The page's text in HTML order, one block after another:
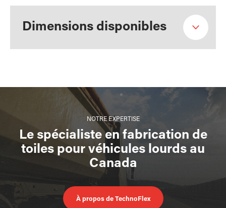
Dimensions disponibles
NOTRE EXPERTISE
Le spécialiste en fabrication de
toiles pour véhicules lourds au
Canada
À propos de TechnoFlex